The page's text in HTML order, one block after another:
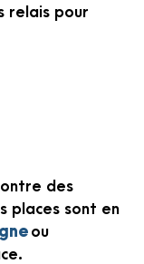
relais pour
des
places sont en
ou